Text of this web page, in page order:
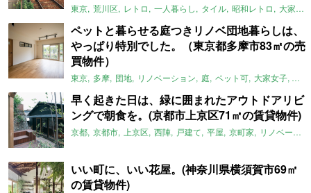
東京 荒川区 レトロ 一人暮らし タイル 昭和レトロ 大家女子
ペットと暮らせる庭つきリノベ団地暮らしは、
やっぱり特別でした。（東京都多摩市83㎡の売
買物件）
東京 多摩 団地 リノベーション 庭 ペット可 大家女子 団
早く起きた日は、緑に囲まれたアウトドアリビ
ングで朝食を。(京都市上京区71㎡の賃貸物件)
京都 京都市 上京区 西陣 戸建て 平屋 京町家 リノベーション
いい町に、いい花屋。(神奈川県横須賀市69㎡
の賃貸物件)